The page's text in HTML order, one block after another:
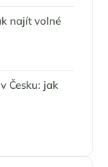
najít volné
Česku: jak